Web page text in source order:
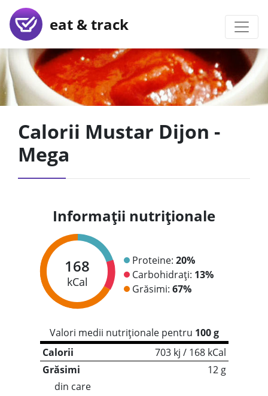
eat & track
Calorii Mustar Dijon -
Mega
Informații nutriționale
168
kCal
Proteine: 20%
Carbohidrați: 13%
Grăsimi: 67%
Valori medii nutriționale pentru 100 g
Calorii
703 kj / 168 kCal
Grăsimi
12 g
din care